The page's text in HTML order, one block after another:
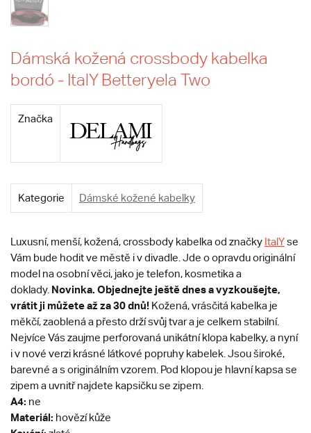
Dámská kožená crossbody kabelka
bordó - ItalY Betteryela Two
Značka
Kategorie Dámské kožené kabelky
Luxusní, menší, kožená, crossbody kabelka od značky ItalYse
Vám bude hodit ve městě i v divadle. Jde o opravdu originální
model na osobní věci, jako je telefon, kosmetika a
doklady. Novinka. Objednejte ještě dnes a vyzkoušejte,
vrátit ji můžete až za 30 dnů! Kožená, vrásčitá kabelka je
měkčí, zaoblená a přesto drží svůj tvar a je celkem stabilní.
Nejvíce Vás zaujme perforovaná unikátní klopa kabelky, a nyní
i v nové verzi krásné látkové popruhy kabelek. Jsou široké,
barevné a s originálním vzorem. Pod klopou je hlavní kapsa se
zipem a uvnitř najdete kapsičku se zipem.
A4: ne
Materiál: hovězí kůže